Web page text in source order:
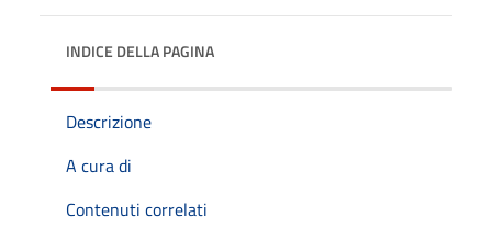
INDICE DELLA PAGINA
Descrizione
A cura di
Contenuti correlati